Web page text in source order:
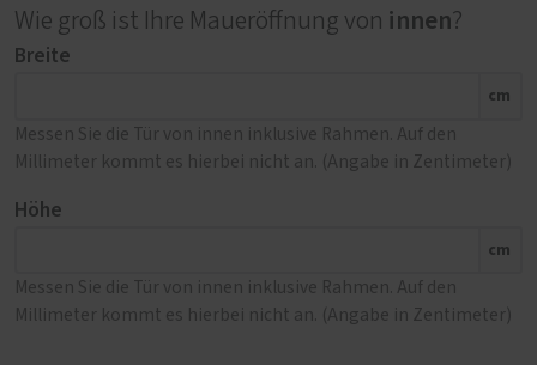
Wie groß ist Ihre Maueröffnung von innen?
Breite
cm
Messen Sie die Tür von innen inklusive Rahmen. Auf den
Millimeter kommt es hierbei nicht an. (Angabe in Zentimeter)
Höhe
cm
Messen Sie die Tür von innen inklusive Rahmen. Auf den
Millimeter kommt es hierbei nicht an. (Angabe in Zentimeter)